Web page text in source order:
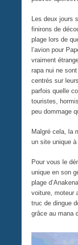
Les deux jours
finirons de
plage lors de
l’avion pour
vraiment
rapa nui ne
centrés sur
parfois quelle
touristes,
peu dommage
Malgré cela, la
un site unique
Pour vous le
unique en son
plage
voiture, moteur
truc de dingue
grâce au mana